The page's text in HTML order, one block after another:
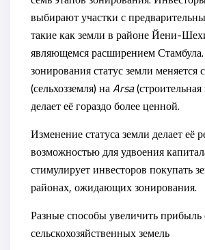
выбирают участки с
такие как земли в районеЙени-
являющемся расширением
зонирования статус земли меняется с
(сельхозземля) наArsa
делает её гораздо более ценной.
Изменение статуса земли делает её
возможностью для удвоения
стимулирует инвесторов покупать
районах, ожидающих зонирования.
Разные способы увеличить прибыль
сельскохозяйственных земель